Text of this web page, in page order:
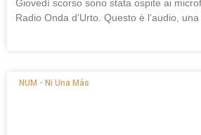
Giovedì scorso sono stata ospite ai
Radio Onda d’Urto. Questo è l’audio,
NUM - Ni Una Más